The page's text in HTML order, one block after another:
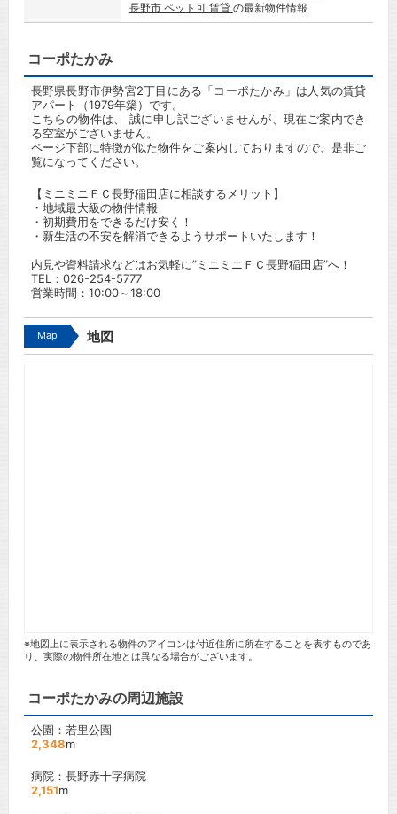
長野市 ペット可 賃貸 の最新物件情報
コーポたかみ
長野県長野市伊勢宮2丁目にある「コーポたかみ」は人気の賃貸
アパート（1979年築）です。
こちらの物件は、 誠に申し訳ございませんが、現在ご案内でき
る空室がございません。
ページ下部に特徴が似た物件をご案内しておりますので、是非ご
覧になってください。
【ミニミニＦＣ長野稲田店に相談するメリット】
・地域最大級の物件情報
・初期費用をできるだけ安く！
・新生活の不安を解消できるようサポートいたします！
内見や資料請求などはお気軽に”ミニミニＦＣ長野稲田店”へ！
TEL： 026-254-5777
営業時間：10:00～18:00
Map 地図
※地図上に表示される物件のアイコンは付近住所に所在することを表すものであ
り、実際の物件所在地とは異なる場合がございます。
コーポたかみの周辺施設
公園：若里公園
2,348m
病院：長野赤十字病院
2,151m